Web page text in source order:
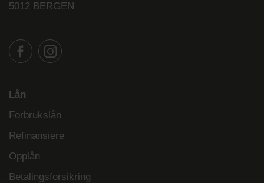
5012 BERGEN
Lån
Forbrukslån
Refinansiere
Opplån
Betalingsforsikring